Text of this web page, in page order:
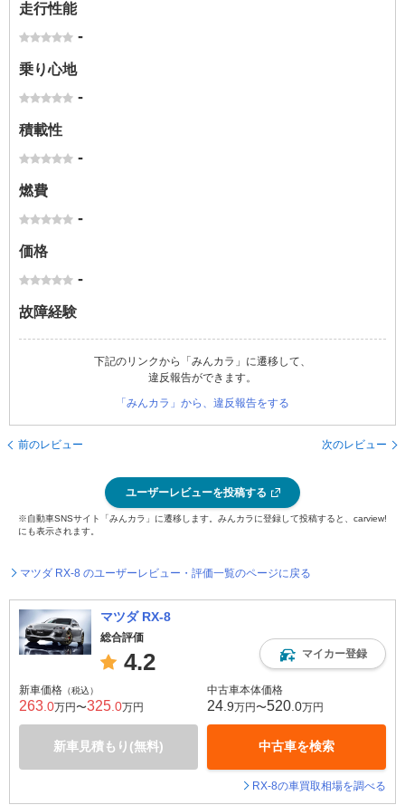
走行性能
-
乗り心地
-
積載性
-
燃費
-
価格
-
故障経験
下記のリンクから「みんカラ」に遷移して、
違反報告ができます。
「みんカラ」から、違反報告をする
前のレビュー 次のレビュー
ユーザーレビューを投稿する
※自動車SNSサイト「みんカラ」に遷移します。みんカラに登録して投稿すると、carview!
にも表示されます。
マツダ RX-8 のユーザーレビュー・評価一覧のページに戻る
マツダ RX-8
総合評価
4.2 マイカー登録
新車価格 （税込）
263 .0万円〜325 .0万円
新車見積もり(無料)
中古車本体価格
24 .9万円〜520 .0万円
中古車を検索
RX-8の車買取相場を調べる